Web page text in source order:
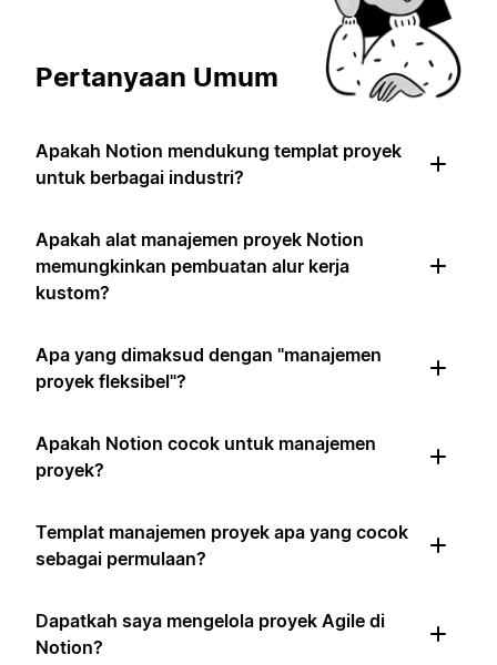
Pertanyaan Umum
Apakah Notion mendukung templat proyek
untuk berbagai industri?
Apakah alat manajemen proyek Notion
memungkinkan pembuatan alur kerja
kustom?
Apa yang dimaksud dengan "manajemen
proyek fleksibel"?
Apakah Notion cocok untuk manajemen
proyek?
Templat manajemen proyek apa yang cocok
sebagai permulaan?
Dapatkah saya mengelola proyek Agile di
Notion?